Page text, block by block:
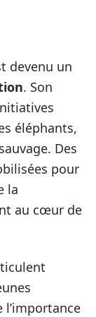
devenu un
. Son
éléphants,
Des
pour
la
au cœur de